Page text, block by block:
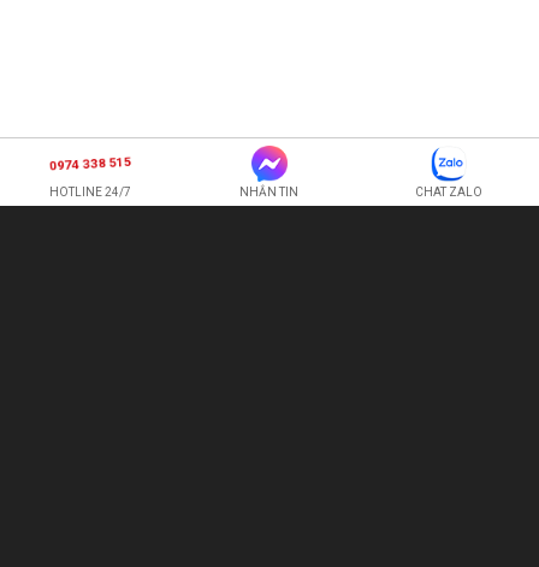
0974 338 515
HOTLINE 24/7 NHẮN TIN CHAT ZALO